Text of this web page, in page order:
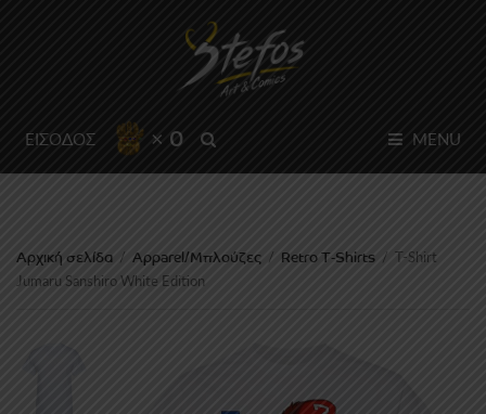
ΕΙΣΟΔΟΣ × 0 MENU
Αρχική σελίδα / Apparel/Μπλούζες / Retro T-Shirts / T-Shirt
Jumaru Sanshiro White Edition